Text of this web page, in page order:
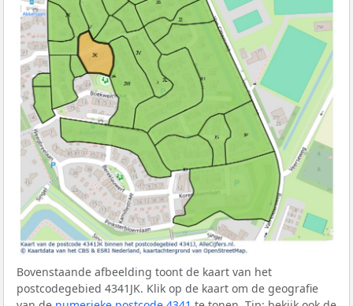
Bovenstaande afbeelding toont de kaart van het
postcodegebied 4341JK. Klik op de kaart om de geografie